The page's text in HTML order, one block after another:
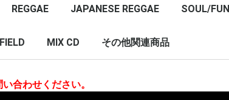
REGGAE JAPANESE REGGAE SOUL/
MIX CD その他関連商品
合わせください。